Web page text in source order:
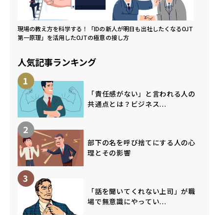
現場の教え方を科学する！「IDの
第一原理」を活用したOJTの極意
新人が明日も出社したくなるOJT
の接し方
人気記事ランキング
1
「責任感がない」と言われる人の
共通点とは？ビジネス...
2
部下の名を呼び捨てにする人の心
理とその影響
3
「話を聞いてくれない上司」が職
場で無意識にやってい...